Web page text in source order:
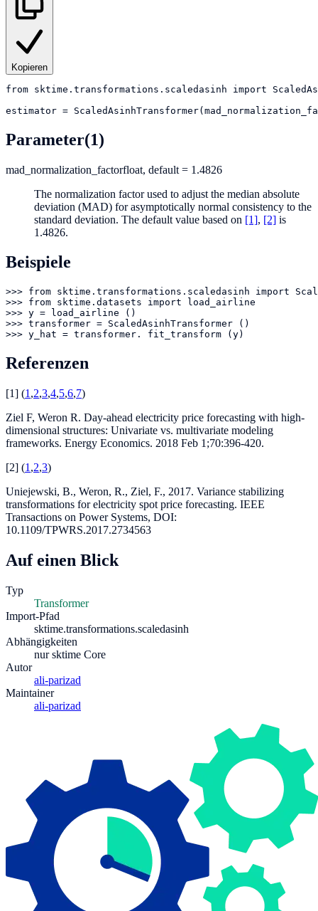
Kopieren
from sktime.transformations.scaledasinh import
estimator =
Parameter(1)
mad_normalization_factorfloat, default = 1.4826
The normalization factor used to adjust the median absolute
deviation (MAD) for asymptotically normal consistency to the
standard deviation. The default value based on [1], [2] is
1.4826.
Beispiele
>>> from sktime.transformations.scaledasinh import
>>> from sktime.datasets import load_airline
>>> y = load_airline ()
>>> transformer = ScaledAsinhTransformer ()
>>> y_hat = transformer. fit_transform (y)
Referenzen
[1] (1 ,2,3,4,5,6,7)
Ziel F, Weron R. Day-ahead electricity price forecasting with high-
dimensional structures: Univariate vs. multivariate modeling
frameworks. Energy Economics. 2018 Feb 1;70:396-420.
[2] (1 ,2,3)
Uniejewski, B., Weron, R., Ziel, F., 2017. Variance stabilizing
transformations for electricity spot price forecasting. IEEE
Transactions on Power Systems, DOI:
10.1109/TPWRS.2017.2734563
Auf einen Blick
Typ
Transformer
Import-Pfad
sktime.transformations.scaledasinh
Abhängigkeiten
nur sktime Core
Autor
ali-parizad
Maintainer
ali-parizad